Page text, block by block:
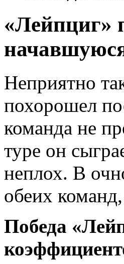
«Лейпциг»
Неприятно
похорошел
команда не
туре он
неплох. В
обеих
Победа